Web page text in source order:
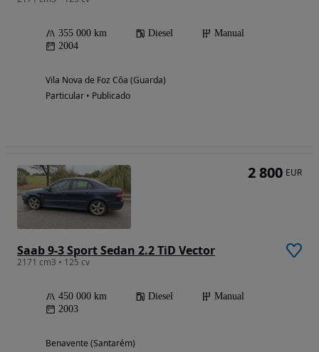
355 000 km Diesel
Manual
2004
Vila Nova de Foz Côa (Guarda)
Particular • Publicado
Saab 9-3 Sport Sedan 2.2 TiD Vector
2171 cm3 • 125 cv
450 000 km Diesel
Manual
2003
Benavente (Santarém)
2 800 EUR